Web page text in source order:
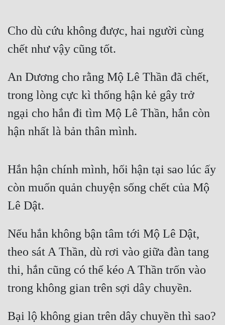
Cho dù cứu không được, hai người cùng
chết như vậy cũng tốt.
An Dương cho rằng Mộ Lê Thần đã chết,
trong lòng cực kì thống hận kẻ gây trở
ngại cho hắn đi tìm Mộ Lê Thần, hắn còn
hận nhất là bản thân mình.
Hắn hận chính mình, hối hận tại sao lúc ấy
còn muốn quản chuyện sống chết của Mộ
Lê Dật.
Nếu hắn không bận tâm tới Mộ Lê Dật,
theo sát A Thần, dù rơi vào giữa đàn tang
thi, hắn cũng có thể kéo A Thần trốn vào
trong không gian trên sợi dây chuyền.
Bại lộ không gian trên dây chuyền thì sao?